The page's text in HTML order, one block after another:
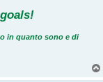
in quanto sono e di